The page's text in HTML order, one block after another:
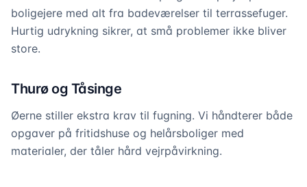
boligejere med alt fra badeværelser til terrassefuger.
Hurtig udrykning sikrer, at små problemer ikke bliver
store.
Thurø og Tåsinge
Øerne stiller ekstra krav til fugning. Vi håndterer både
opgaver på fritidshuse og helårsboliger med
materialer, der tåler hård vejrpåvirkning.